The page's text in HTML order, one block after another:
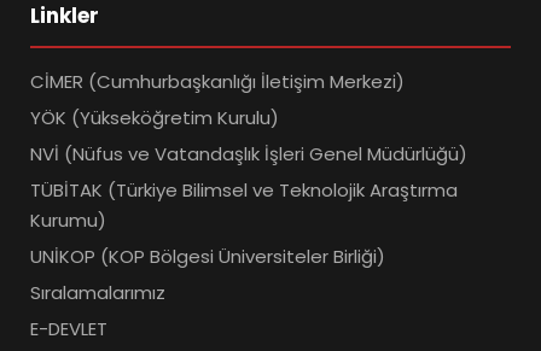
Linkler
CİMER (Cumhurbaşkanlığı İletişim Merkezi)
YÖK (Yükseköğretim Kurulu)
NVİ (Nüfus ve Vatandaşlık İşleri Genel Müdürlüğü)
TÜBİTAK (Türkiye Bilimsel ve Teknolojik Araştırma
Kurumu)
UNİKOP (KOP Bölgesi Üniversiteler Birliği)
Sıralamalarımız
E-DEVLET